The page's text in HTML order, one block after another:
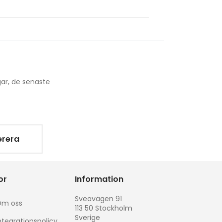
de senaste
oss
Information
Sveavägen 91
113 50 Stockholm
Sverige